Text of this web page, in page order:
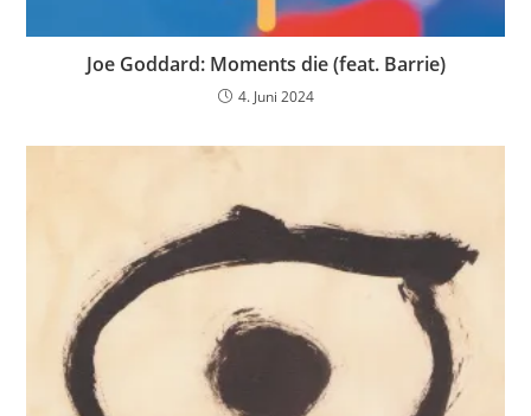
Joe Goddard: Moments die (feat. Barrie)
4. Juni 2024